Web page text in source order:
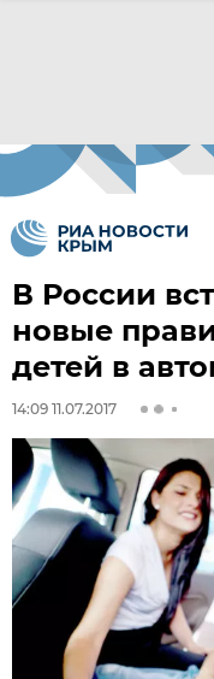
В России
новые
детей в
14:09 11.07.2017